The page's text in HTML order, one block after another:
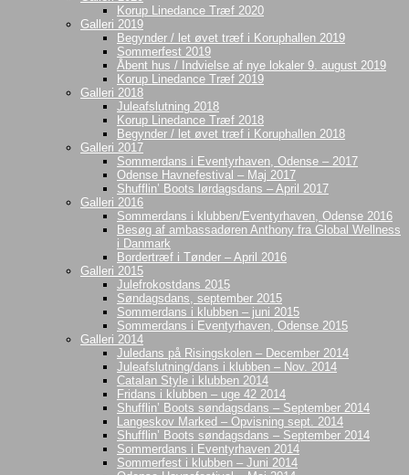
Korup Linedance Træf 2020
Galleri 2019
Begynder / let øvet træf i Koruphallen 2019
Sommerfest 2019
Åbent hus / Indvielse af nye lokaler 9. august 2019
Korup Linedance Træf 2019
Galleri 2018
Juleafslutning 2018
Korup Linedance Træf 2018
Begynder / let øvet træf i Koruphallen 2018
Galleri 2017
Sommerdans i Eventyrhaven, Odense – 2017
Odense Havnefestival – Maj 2017
Shufflin’ Boots lørdagsdans – April 2017
Galleri 2016
Sommerdans i klubben/Eventyrhaven, Odense 2016
Besøg af ambassadøren Anthony fra Global Wellness
i Danmark
Bordertræf i Tønder – April 2016
Galleri 2015
Julefrokostdans 2015
Søndagsdans, september 2015
Sommerdans i klubben – juni 2015
Sommerdans i Eventyrhaven, Odense 2015
Galleri 2014
Juledans på Risingskolen – December 2014
Juleafslutning/dans i klubben – Nov. 2014
Catalan Style i klubben 2014
Fridans i klubben – uge 42 2014
Shufflin’ Boots søndagsdans – September 2014
Langeskov Marked – Opvisning sept. 2014
Shufflin’ Boots søndagsdans – September 2014
Sommerdans i Eventyrhaven 2014
Sommerfest i klubben – Juni 2014